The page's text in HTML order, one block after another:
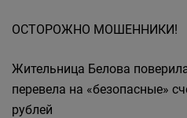
ОСТОРОЖНО МОШЕННИКИ!
Жительница Белова
перевела на «безопасные»
рублей